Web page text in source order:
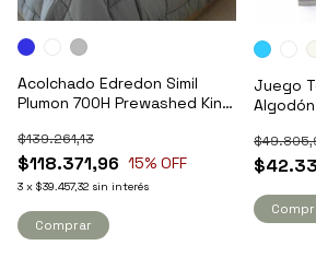
Acolchado Edredon Simil
Plumon 700H Prewashed King
$118.371,96
$139.261,13
15% OFF
3 x $39.457,32 sin interés
Comprar
Juego